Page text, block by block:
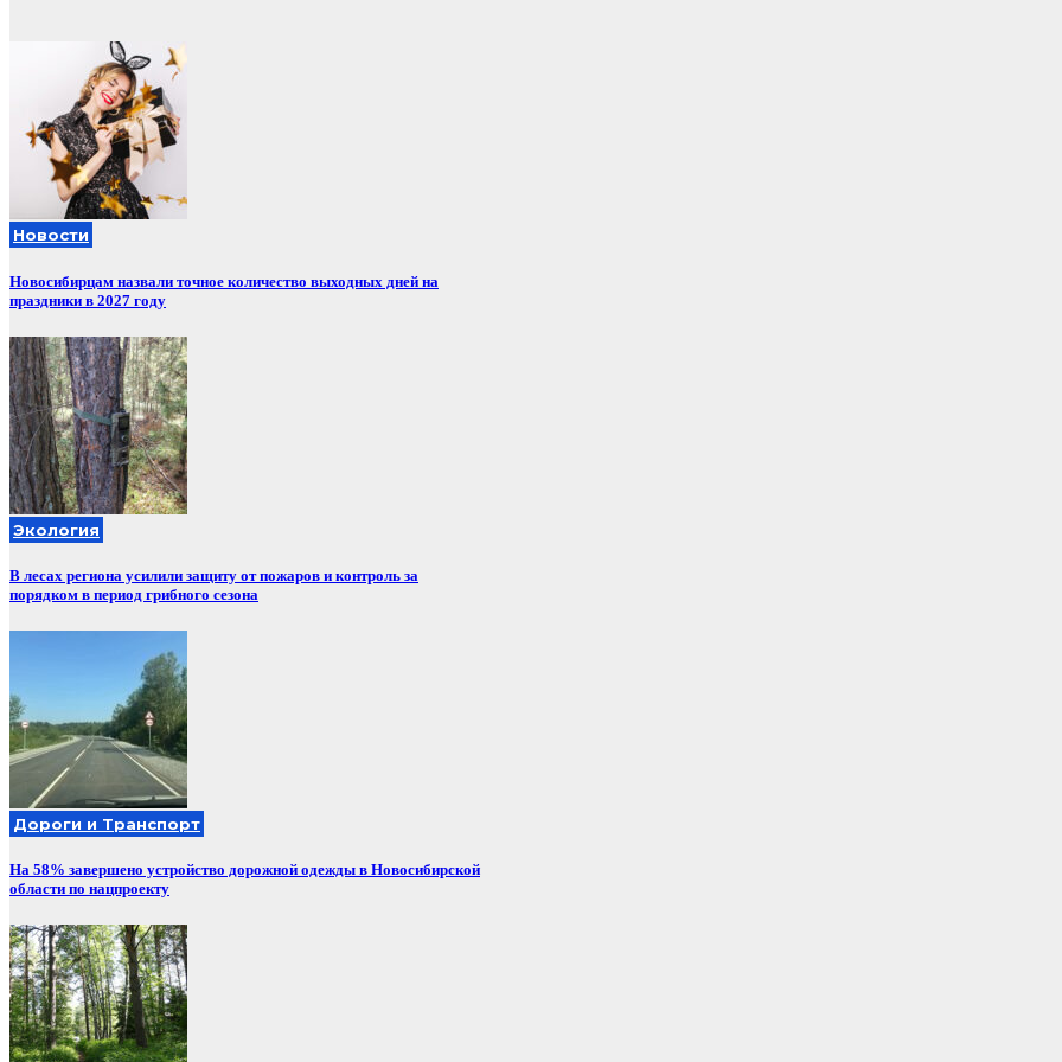
Новости
Новосибирцам назвали точное количество выходных дней на
праздники в 2027 году
Экология
В лесах региона усилили защиту от пожаров и контроль за
порядком в период грибного сезона
Дороги и Транспорт
На 58% завершено устройство дорожной одежды в Новосибирской
области по нацпроекту